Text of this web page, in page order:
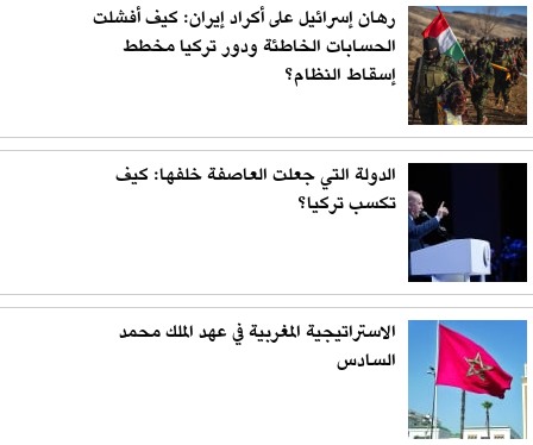
رهان إسرائيل على أكراد إيران: كيف أفشلت
الحسابات الخاطئة ودور تركيا مخطط
إسقاط النظام؟
الدولة التي جعلت العاصفة خلفها: كيف
تكسب تركيا؟
الاستراتيجية المغربية في عهد الملك محمد
السادس